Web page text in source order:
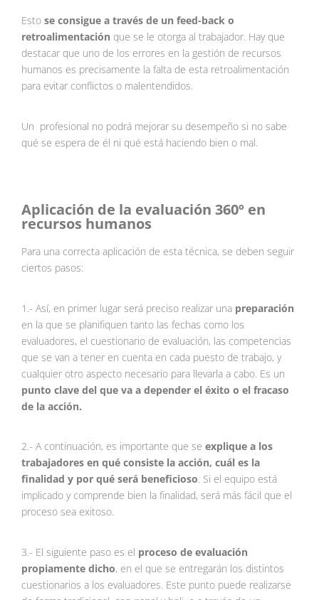
Esto se consigue a través de un feed-back o
retroalimentación que se le otorga al trabajador. Hay que
destacar que uno de los errores en la gestión de recursos
humanos es precisamente la falta de esta retroalimentación
para evitar conflictos o malentendidos.
Un profesional no podrá mejorar su desempeño si no sabe
qué se espera de él ni qué está haciendo bien o mal.
Aplicación de la evaluación 360º en
recursos humanos
Para una correcta aplicación de esta técnica, se deben seguir
ciertos pasos:
1.- Así, en primer lugar será preciso realizar una preparación
en la que se planifiquen tanto las fechas como los
evaluadores, el cuestionario de evaluación, las competencias
que se van a tener en cuenta en cada puesto de trabajo, y
cualquier otro aspecto necesario para llevarla a cabo. Es un
punto clave del que va a depender el éxito o el fracaso
de la acción.
2.- A continuación, es importante que se explique a los
trabajadores en qué consiste la acción, cuál es la
finalidad y por qué será beneficioso. Si el equipo está
implicado y comprende bien la finalidad, será más fácil que el
proceso sea exitoso.
3.- El siguiente paso es el proceso de evaluación
propiamente dicho, en el que se entregarán los distintos
cuestionarios a los evaluadores. Este punto puede realizarse